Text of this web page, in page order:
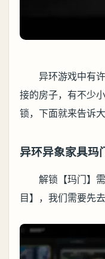
异环游戏中有
接的房子，有不少
锁，下面就来告诉大
异环异象家具玛
解锁【玛门】
目】，我们需要先